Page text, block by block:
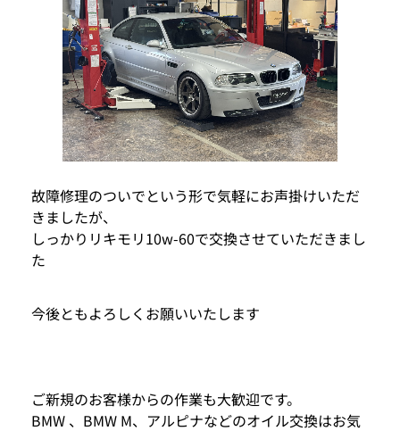
故障修理のついでという形で気軽にお声掛けいただ
きましたが、
しっかりリキモリ10w-60で交換させていただきまし
た
今後ともよろしくお願いいたします
ご新規のお客様からの作業も大歓迎です。
BMW 、BMW M、アルピナなどのオイル交換はお気